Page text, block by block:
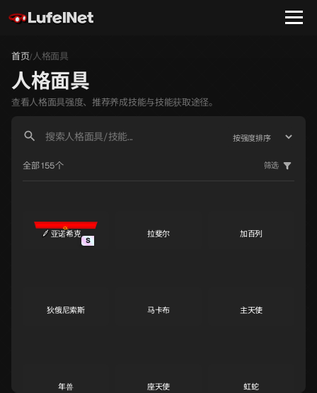
首页/人格面具
人格面具
查看人格面具强度、推荐养成技能与技能获取途径。
全部 155个 筛选
S
亚诺希克 拉斐尔 加百列
狄俄尼索斯 马卡布 主天使
年兽 座天使 虹蛇